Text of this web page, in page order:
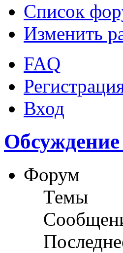
Список
Изменить
FAQ
Вход
Обсуждение
Форум
Темы